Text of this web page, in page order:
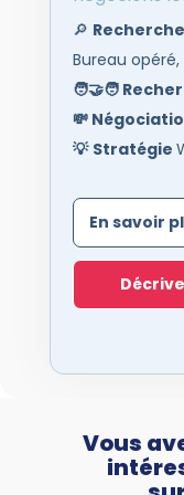
🔎
Bureau
🧑‍🤝‍🧑
💸
💡 Stratégie
En savoir
Vous